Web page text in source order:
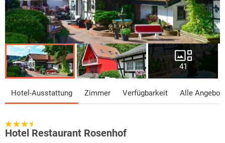
41
Hotel-Ausstattung Zimmer Verfügbarkeit Alle
Hotel Restaurant Rosenhof